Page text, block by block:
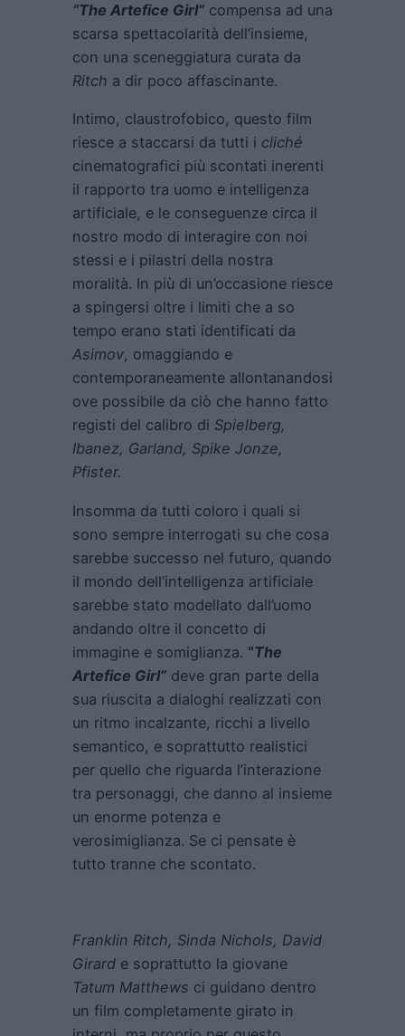
“The Artefice Girl” compensa ad una
scarsa spettacolarità dell’insieme,
con una sceneggiatura curata da
Ritch a dir poco affascinante.
Intimo, claustrofobico, questo film
riesce a staccarsi da tutti i cliché
cinematografici più scontati inerenti
il rapporto tra uomo e intelligenza
artificiale, e le conseguenze circa il
nostro modo di interagire con noi
stessi e i pilastri della nostra
moralità. In più di un’occasione riesce
a spingersi oltre i limiti che a so
tempo erano stati identificati da
Asimov, omaggiando e
contemporaneamente allontanandosi
ove possibile da ciò che hanno fatto
registi del calibro di Spielberg,
Ibanez, Garland, Spike Jonze,
Pfister.
Insomma da tutti coloro i quali si
sono sempre interrogati su che cosa
sarebbe successo nel futuro, quando
il mondo dell’intelligenza artificiale
sarebbe stato modellato dall’uomo
andando oltre il concetto di
immagine e somiglianza. “The
Artefice Girl” deve gran parte della
sua riuscita a dialoghi realizzati con
un ritmo incalzante, ricchi a livello
semantico, e soprattutto realistici
per quello che riguarda l’interazione
tra personaggi, che danno al insieme
un enorme potenza e
verosimiglianza. Se ci pensate è
tutto tranne che scontato.
Franklin Ritch, Sinda Nichols, David
Girard e soprattutto la giovane
Tatum Matthews ci guidano dentro
un film completamente girato in